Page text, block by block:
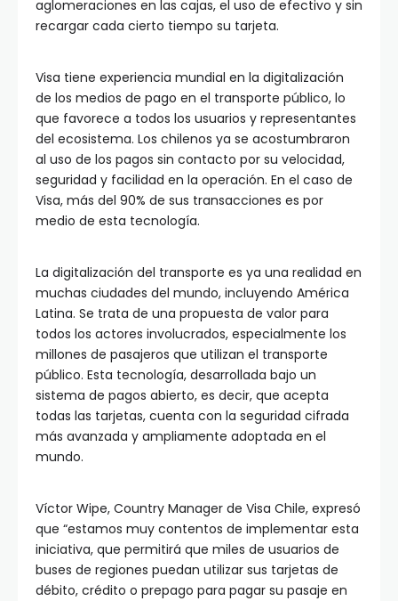
aglomeraciones en las cajas, el uso de efectivo y sin
recargar cada cierto tiempo su tarjeta.
Visa tiene experiencia mundial en la digitalización
de los medios de pago en el transporte público, lo
que favorece a todos los usuarios y representantes
del ecosistema. Los chilenos ya se acostumbraron
al uso de los pagos sin contacto por su velocidad,
seguridad y facilidad en la operación. En el caso de
Visa, más del 90% de sus transacciones es por
medio de esta tecnología.
La digitalización del transporte es ya una realidad en
muchas ciudades del mundo, incluyendo América
Latina. Se trata de una propuesta de valor para
todos los actores involucrados, especialmente los
millones de pasajeros que utilizan el transporte
público. Esta tecnología, desarrollada bajo un
sistema de pagos abierto, es decir, que acepta
todas las tarjetas, cuenta con la seguridad cifrada
más avanzada y ampliamente adoptada en el
mundo.
Víctor Wipe, Country Manager de Visa Chile, expresó
que “estamos muy contentos de implementar esta
iniciativa, que permitirá que miles de usuarios de
buses de regiones puedan utilizar sus tarjetas de
débito, crédito o prepago para pagar su pasaje en